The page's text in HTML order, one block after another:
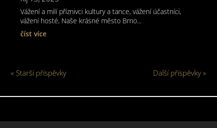
Vážení a milí příznivci kultury a tance, vážení účastníci,
vážení hosté, Naše krásné město Brno...
číst více
« Starší příspěvky Další příspěvky »